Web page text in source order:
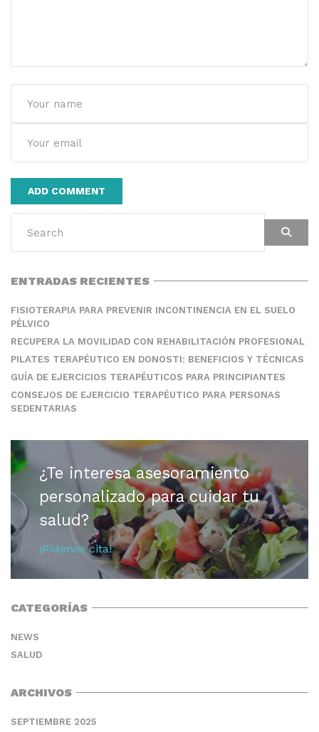
ENTRADAS RECIENTES
FISIOTERAPIA PARA PREVENIR INCONTINENCIA EN EL SUELO
PÉLVICO
RECUPERA LA MOVILIDAD CON REHABILITACIÓN PROFESIONAL
PILATES TERAPÉUTICO EN DONOSTI: BENEFICIOS Y TÉCNICAS
GUÍA DE EJERCICIOS TERAPÉUTICOS PARA PRINCIPIANTES
CONSEJOS DE EJERCICIO TERAPÉUTICO PARA PERSONAS
SEDENTARIAS
¿Te interesa asesoramiento
personalizado para cuidar tu
salud?
¡Pídenos cita!
CATEGORÍAS
NEWS
SALUD
ARCHIVOS
SEPTIEMBRE 2025